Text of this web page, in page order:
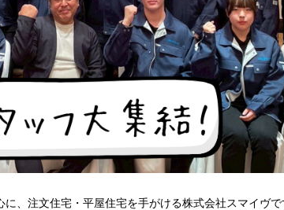
、注文住宅・平屋住宅を手がける株式会社スマイヴで